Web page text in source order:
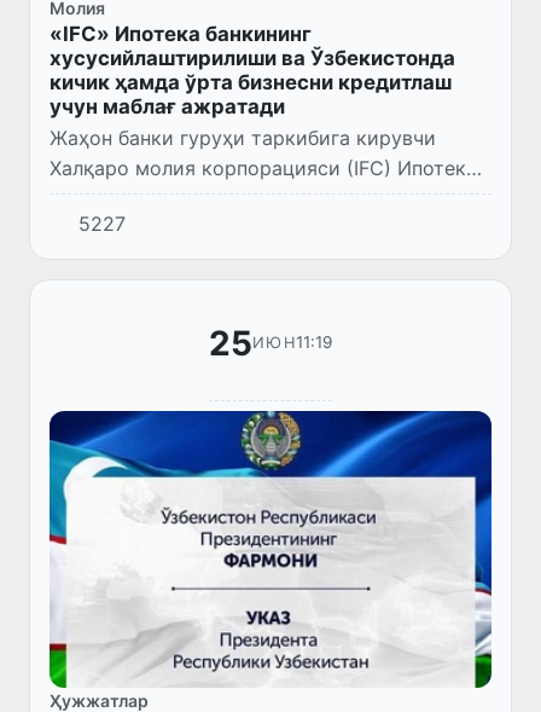
Молия
«IFC» Ипотека банкининг
хусусийлаштирилиши ва Ўзбекистонда
кичик ҳамда ўрта бизнесни кредитлаш
учун маблағ ажратади
Жаҳон банки гуруҳи таркибига кирувчи
Халқаро молия корпорацияси (IFC) Ипотека
банкининг хусусийлаштирилишини қўллаб-
қувватлаш ҳамда Ўзбекистонда кичик ва
ўрта бизнесни кредитлаш кў...
5227
25ИЮН11:19
Ҳужжатлар